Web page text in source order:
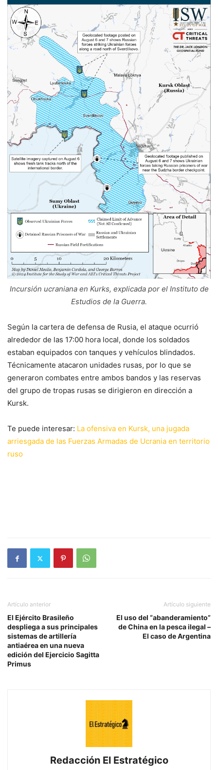
Incursión ucraniana en Kurks, explicada por el Instituto de
Estudios de la Guerra.
Según la cartera de defensa de Rusia, el ataque ocurrió
alrededor de las 17:00 hora local, donde los soldados
estaban equipados con tanques y vehículos blindados.
Técnicamente atacaron unidades rusas, por lo que se
generaron combates entre ambos bandos y las reservas
del grupo de tropas rusas se dirigieron en dirección a
Kursk.
Te puede interesar: La ofensiva en Kursk, una jugada
arriesgada de las Fuerzas Armadas de Ucrania en territorio
ruso
Artículo anterior
El Ejército Brasileño
despliega a sus principales
sistemas de artillería
antiaérea en una nueva
edición del Ejercicio Sagitta
Primus
Artículo siguiente
El uso del “abanderamiento”
de China en la pesca ilegal –
El caso de Argentina
Redacción El Estratégico